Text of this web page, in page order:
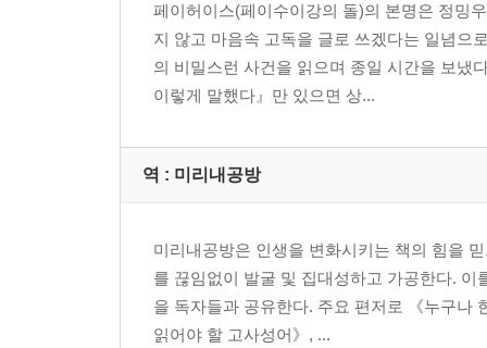
페이허이스(페이수이강의 돌)의 본명은 정밍
지 않고 마음속 고독을 글로 쓰겠다는 일념으
의 비밀스런 사건을 읽으며 종일 시간을 보냈
이렇게 말했다』만 있으면 상...
역 : 미리내공방
미리내공방은 인생을 변화시키는 책의 힘을
를 끊임없이 발굴 및 집대성하고 가공한다.
을 독자들과 공유한다. 주요 편저로 《누구나
읽어야 할 고사성어》, ...